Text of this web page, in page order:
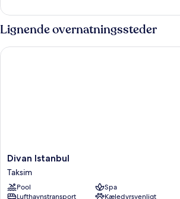
værelse
-
ryger
balkon
Lignende overnatningssteder
Divan
Istanbul
Taksim
Divan Istanbul
Taksim
Pool
Spa
Lufthavnstransport
Kæledyrsvenligt
Divan Istanbul